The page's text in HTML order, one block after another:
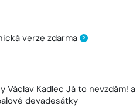
verze zdarma ?
Václav Kadlec Já to nevzdám! a
devadesátky